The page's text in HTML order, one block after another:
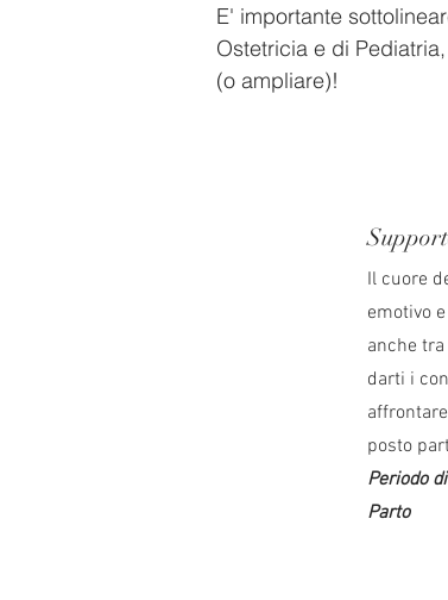
E' importante
Ostetricia e di
(o ampliare)!
Il cuore
emotivo
anche
darti i
posto
Periodo
Parto